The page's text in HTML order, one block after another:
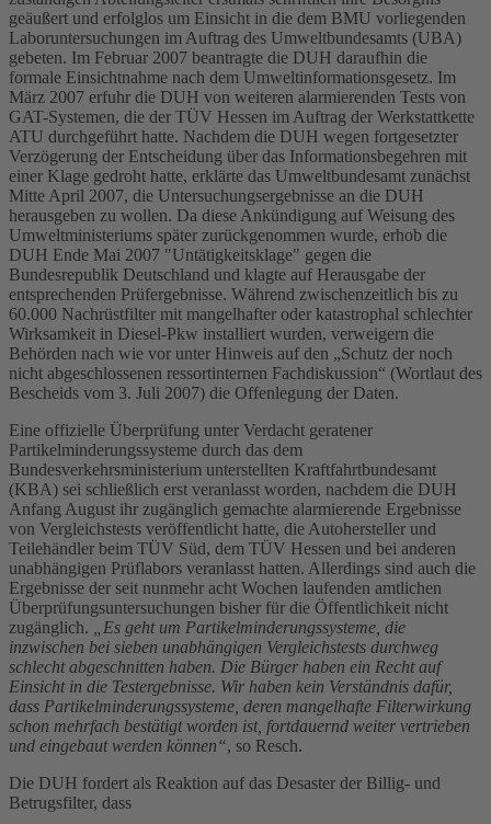
geäußert und erfolglos um Einsicht in die dem BMU vorliegenden
Laboruntersuchungen im Auftrag des Umweltbundesamts (UBA)
gebeten. Im Februar 2007 beantragte die DUH daraufhin die
formale Einsichtnahme nach dem Umweltinformationsgesetz. Im
März 2007 erfuhr die DUH von weiteren alarmierenden Tests von
GAT-Systemen, die der TÜV Hessen im Auftrag der Werkstattkette
ATU durchgeführt hatte. Nachdem die DUH wegen fortgesetzter
Verzögerung der Entscheidung über das Informationsbegehren mit
einer Klage gedroht hatte, erklärte das Umweltbundesamt zunächst
Mitte April 2007, die Untersuchungsergebnisse an die DUH
herausgeben zu wollen. Da diese Ankündigung auf Weisung des
Umweltministeriums später zurückgenommen wurde, erhob die
DUH Ende Mai 2007 "Untätigkeitsklage" gegen die
Bundesrepublik Deutschland und klagte auf Herausgabe der
entsprechenden Prüfergebnisse. Während zwischenzeitlich bis zu
60.000 Nachrüstfilter mit mangelhafter oder katastrophal schlechter
Wirksamkeit in Diesel-Pkw installiert wurden, verweigern die
Behörden nach wie vor unter Hinweis auf den „Schutz der noch
nicht abgeschlossenen ressortinternen Fachdiskussion“ (Wortlaut des
Bescheids vom 3. Juli 2007) die Offenlegung der Daten.
Eine offizielle Überprüfung unter Verdacht geratener
Partikelminderungssysteme durch das dem
Bundesverkehrsministerium unterstellten Kraftfahrtbundesamt
(KBA) sei schließlich erst veranlasst worden, nachdem die DUH
Anfang August ihr zugänglich gemachte alarmierende Ergebnisse
von Vergleichstests veröffentlicht hatte, die Autohersteller und
Teilehändler beim TÜV Süd, dem TÜV Hessen und bei anderen
unabhängigen Prüflabors veranlasst hatten. Allerdings sind auch die
Ergebnisse der seit nunmehr acht Wochen laufenden amtlichen
Überprüfungsuntersuchungen bisher für die Öffentlichkeit nicht
zugänglich.
„Es geht um Partikelminderungssysteme, die
inzwischen bei sieben unabhängigen Vergleichstests durchweg
schlecht abgeschnitten haben. Die Bürger haben ein Recht auf
Einsicht in die Testergebnisse. Wir haben kein Verständnis dafür,
dass Partikelminderungssysteme, deren mangelhafte Filterwirkung
schon mehrfach bestätigt worden ist, fortdauernd weiter vertrieben
und eingebaut werden können“, so Resch.
Die DUH fordert als Reaktion auf das Desaster der Billig- und
Betrugsfilter, dass